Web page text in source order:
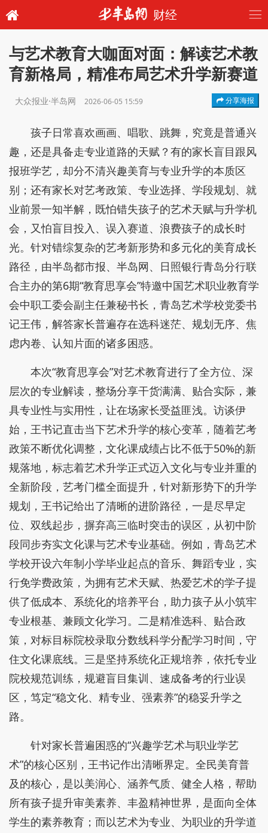
财经
与艺术教育大咖面对面：解读艺术教
育新格局，精准布局艺术升学新赛道
大众报业·半岛网 2026-06-05 15:59 分享海报
孩子日常喜欢画画、唱歌、跳舞，究竟是普通兴
趣，还是具备走专业道路的天赋？有的家长盲目跟风
报班学艺，却分不清兴趣美育与专业升学的本质区
别；还有家长对艺考政策、专业选择、学段规划、就
业前景一知半解，既怕错失孩子的艺术天赋与升学机
会，又怕盲目投入、误入赛道、浪费孩子的成长时
光。针对错综复杂的艺考新形势和多元化的美育成长
路径，由半岛都市报、半岛网、日照银行青岛分行联
合主办的第6期“教育思享会”特邀中国艺术职业教育学
会中职工委会副主任兼秘书长，青岛艺术学校党委书
记王伟，解答家长普遍存在选科迷茫、规划无序、焦
虑内卷、认知片面的诸多困惑。
本次“教育思享会”对艺术教育进行了全方位、深
层次的专业解读，整场分享干货满满、贴合实际，兼
具专业性与实用性，让在场家长受益匪浅。访谈伊
始，王书记直击当下艺术升学的核心变革，随着艺考
政策不断优化调整，文化课成绩占比不低于50%的新
规落地，标志着艺术升学正式迈入文化与专业并重的
全新阶段，艺考门槛全面提升，针对新形势下的升学
规划，王书记给出了清晰的进阶路径，一是尽早定
位、双线起步，摒弃高三临时突击的误区，从初中阶
段同步夯实文化课与艺术专业基础。例如，青岛艺术
学校开设六年制小学毕业起点的音乐、舞蹈专业，实
行免学费政策，为拥有艺术天赋、热爱艺术的学子提
供了低成本、系统化的培养平台，助力孩子从小筑牢
专业根基、兼顾文化学习。二是精准选科、贴合政
策，对标目标院校录取分数线科学分配学习时间，守
住文化课底线。三是坚持系统化正规培养，依托专业
院校规范训练，规避盲目集训、速成备考的行业误
区，笃定“稳文化、精专业、强素养”的稳妥升学之
路。
针对家长普遍困惑的“兴趣学艺术与职业学艺
术”的核心区别，王书记作出清晰界定。全民美育普
及的核心，是以美润心、涵养气质、健全人格，帮助
所有孩子提升审美素养、丰盈精神世界，是面向全体
学生的素养教育；而以艺术为专业、为职业的升学道